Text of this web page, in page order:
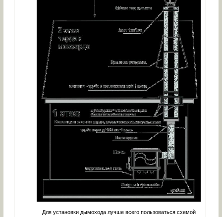
Для установки дымохода лучше всего пользоваться схемой